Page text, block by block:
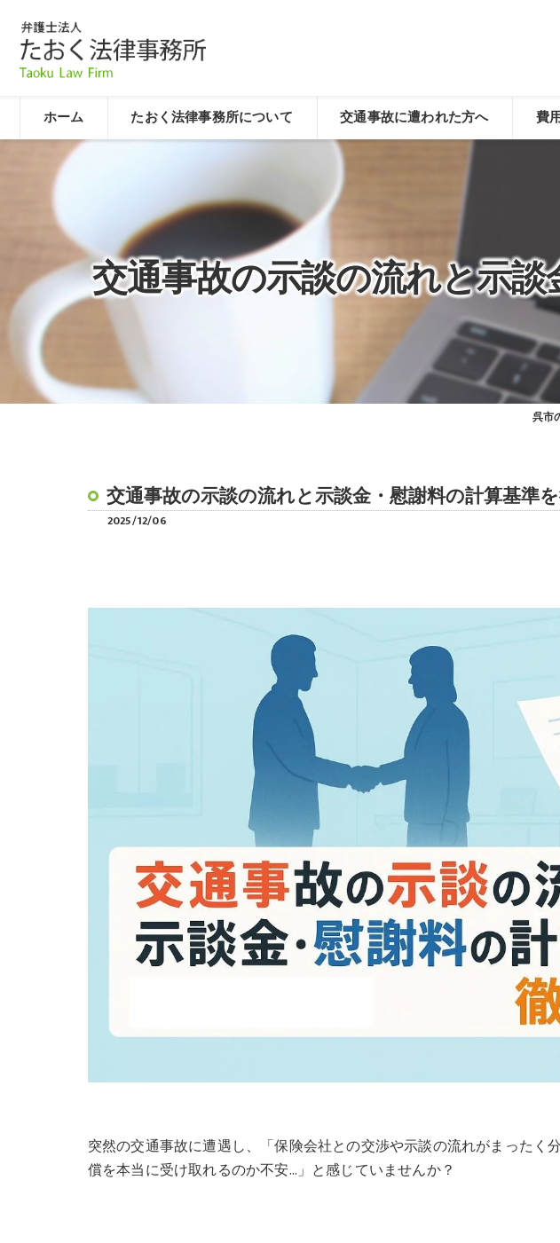
ホーム たおく法律事務所について 交通事故に遭われた方へ 費
交通事故の示談の流れと示
呉市
交通事故の示談の流れと示談金・慰謝料の計算基準を
2025/12/06
突然の交通事故に遭遇し、「保険会社との交渉や示談の流れがまったく
償を本当に受け取れるのか不安…」と感じていませんか？